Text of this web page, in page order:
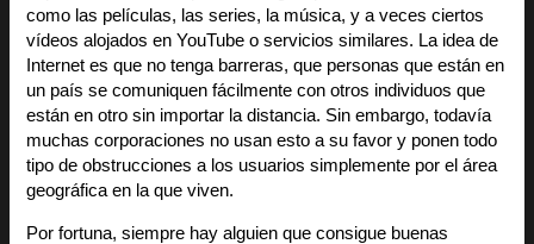
como las películas, las series, la música, y a veces ciertos
vídeos alojados en YouTube o servicios similares. La idea de
Internet es que no tenga barreras, que personas que están en
un país se comuniquen fácilmente con otros individuos que
están en otro sin importar la distancia. Sin embargo, todavía
muchas corporaciones no usan esto a su favor y ponen todo
tipo de obstrucciones a los usuarios simplemente por el área
geográfica en la que viven.
Por fortuna, siempre hay alguien que consigue buenas